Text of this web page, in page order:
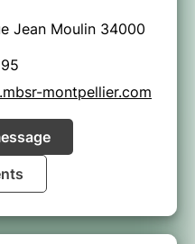
Jean Moulin 34000
montpellier.com